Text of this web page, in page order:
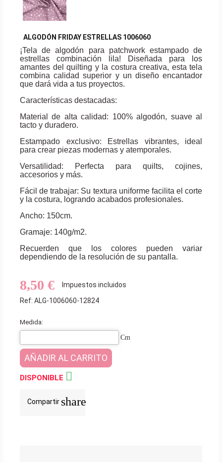
ALGODÓN FRIDAY ESTRELLAS 1006060
¡Tela de algodón para patchwork estampado de
estrellas combinación lila! Diseñada para los
amantes del quilting y la costura creativa, esta tela
combina calidad superior y un diseño encantador
que dará vida a tus proyectos.
Características destacadas:
Material de alta calidad: 100% algodón, suave al
tacto y duradero.
Estampado exclusivo: Estrellas vibrantes, ideal
para crear piezas modernas y atemporales.
Versatilidad: Perfecta para quilts, cojines,
accesorios y más.
Fácil de trabajar: Su textura uniforme facilita el corte
y la costura, logrando acabados profesionales.
Ancho: 150cm.
Gramaje: 140g/m2.
Recuerden que los colores pueden variar
dependiendo de la resolución de su pantalla.
8,50 €
Impuestos incluidos
Ref: ALG-1006060-12824
Medida:
Cm
AÑADIR AL CARRITO
DISPONIBLE 
Compartir share